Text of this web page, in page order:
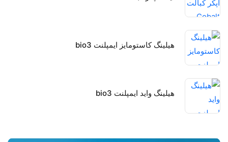
هیلینگ کاستومایز ایمپلنت bio3
هیلینگ واید ایمپلنت bio3